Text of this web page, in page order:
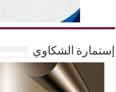
إستمارة الشكاوي